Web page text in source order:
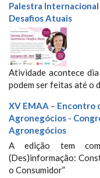
Palestra
Desafios Atuais
Atividade acontece
podem ser feitas até o
XV EMAA – Encontro
Agronegócios -
Agronegócios
A edição tem
(Des)informação:
o Consumidor”